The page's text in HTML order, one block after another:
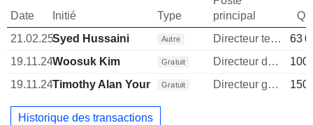
Date Initié Type
principal
21.02.25Syed Hussaini Autre Directeur technique
63
19.11.24Woosuk Kim Gratuit Directeur des operations
100
19.11.24Timothy Alan Young Gratuit Directeur general 150
Historique des transactions